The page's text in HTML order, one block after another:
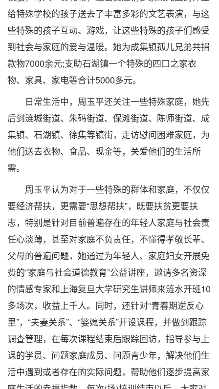
给特殊学校的孩子送去了丰富多彩的文艺表演，与这
些特殊的孩子互动、游戏，让这些特殊的孩子们感受
到社会与家庭的爱与温暖。她为成集镇孤儿兄弟共捐
款物7000余元;支助石湖镇一个特殊的四口之家衣
物、家具、家电等合计5000多元。
日常生活中，周玉平还关注一些特殊家庭，她先
后到涟城街道、朱码街道、保滩街道、陈师街道、成
集镇、石湖镇、徐集等镇街，走访慰问困难家庭，为
他们送去衣物、食品、现金等，关爱他们的生活所
需。
周玉平认为对于一些特殊的群体和家庭，不仅仅
要经济帮扶，更需要“思想帮扶”，既要扶贫更要扶
志，特别是针对目前普遍存在的年轻人家庭与社会责
任心淡薄，甚至对家庭不负责任，不懂得孝敬长辈、
父母的普遍问题，她通过为年轻人、家庭妇女开展免
费的“家庭与社会道德教育”公益讲座，邀请多名资深
的情感专家和上海复旦大学研究生讲师来涟水开班10
多场次，收益上千人。同时，还针对“青春期逆反心
里”，“夫妻关系”、“婆媳关系”开设课程，并做到跟踪
调查管理，在每次课程结束后跟踪回访，指导参与上
课的学员、问题家庭成员、问题青少年，解决他们生
活中遇到或者存在的实际问题，帮助他们逐步提高家